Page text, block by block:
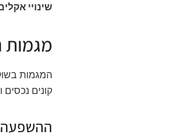
שינויי
מגמות
המגמות
קונים
ההשפעה